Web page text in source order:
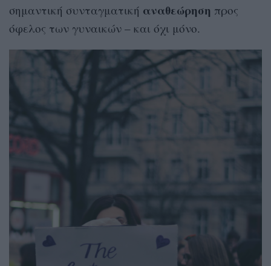
σημαντική συνταγματική αναθεώρηση προς
όφελος των γυναικών – και όχι μόνο.